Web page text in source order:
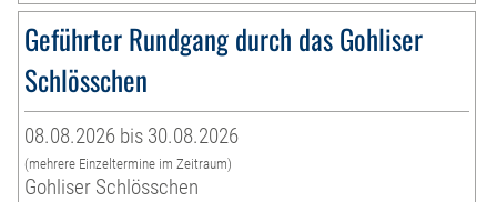
Geführter Rundgang durch das Gohliser
Schlösschen
08.08.2026 bis 30.08.2026
(mehrere Einzeltermine im Zeitraum)
Gohliser Schlösschen